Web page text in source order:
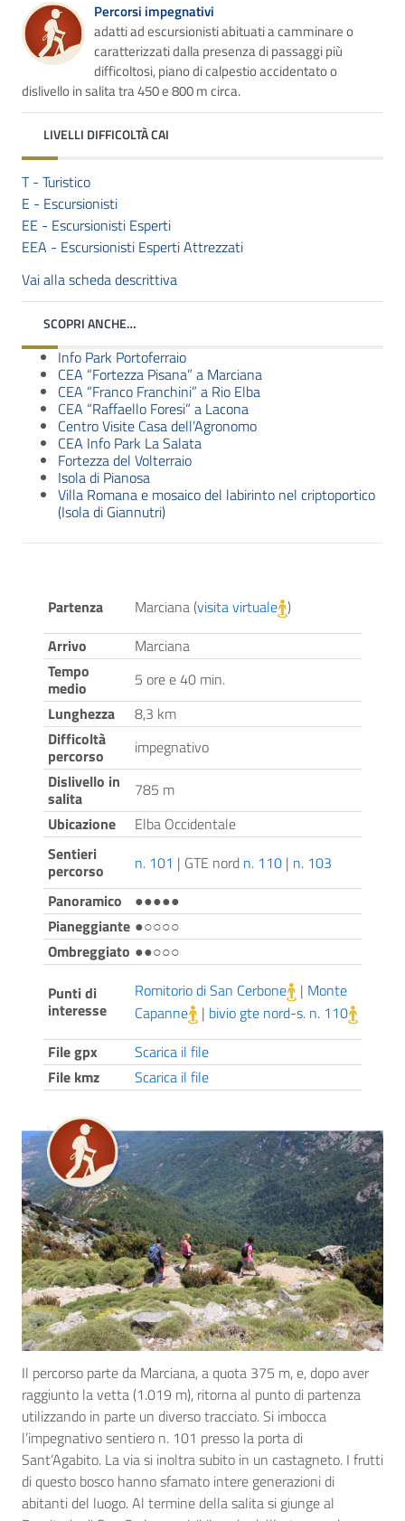
Percorsi impegnativi
adatti ad escursionisti abituati a camminare o
caratterizzati dalla presenza di passaggi più
difficoltosi, piano di calpestio accidentato o
dislivello in salita tra 450 e 800 m circa.
LIVELLI DIFFICOLTÀ CAI
T - Turistico
E - Escursionisti
EE - Escursionisti Esperti
EEA - Escursionisti Esperti Attrezzati
Vai alla scheda descrittiva
SCOPRI ANCHE…
Info Park Portoferraio
CEA “Fortezza Pisana” a Marciana
CEA “Franco Franchini” a Rio Elba
CEA “Raffaello Foresi” a Lacona
Centro Visite Casa dell’Agronomo
CEA Info Park La Salata
Fortezza del Volterraio
Isola di Pianosa
Villa Romana e mosaico del labirinto nel criptoportico
(Isola di Giannutri)
Partenza Marciana (visita virtuale )
Arrivo
Marciana
Tempo
medio
5 ore e 40 min.
Lunghezza
8,3 km
Difficoltà
percorso
impegnativo
Dislivello in
salita
785 m
Ubicazione
Elba Occidentale
Sentieri
percorso n. 101 | GTE nord n. 110| n. 103
Panoramico
●●●●●
Pianeggiante ●○○○○
Ombreggiato ●●○○○
Punti di
interesse
Romitorio di San Cerbone | Monte
Capanne
| bivio gte nord-s. n. 110
File gpx
Scarica il file
File kmz
Scarica il file
Il percorso parte da Marciana, a quota 375 m, e, dopo aver
raggiunto la vetta (1.019 m), ritorna al punto di partenza
utilizzando in parte un diverso tracciato. Si imbocca
l’impegnativo sentiero n. 101 presso la porta di
Sant’Agabito. La via si inoltra subito in un castagneto. I frutti
di questo bosco hanno sfamato intere generazioni di
abitanti del luogo. Al termine della salita si giunge al